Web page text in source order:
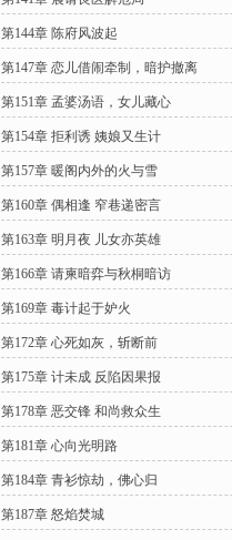
第144章 陈府风波起
第147章 恋儿借闹牵制，暗护撤离
第151章 孟婆汤语，女儿藏心
第154章 拒利诱 姨娘又生计
第157章 暖阁内外的火与雪
第160章 偶相逢 窄巷递密言
第163章 明月夜 儿女亦英雄
第166章 请柬暗弈与秋桐暗访
第169章 毒计起于妒火
第172章 心死如灰，斩断前
第175章 计未成 反陷因果报
第178章 恶交锋 和尚救众生
第181章 心向光明路
第184章 青衫惊劫，佛心归
第187章 怒焰焚城